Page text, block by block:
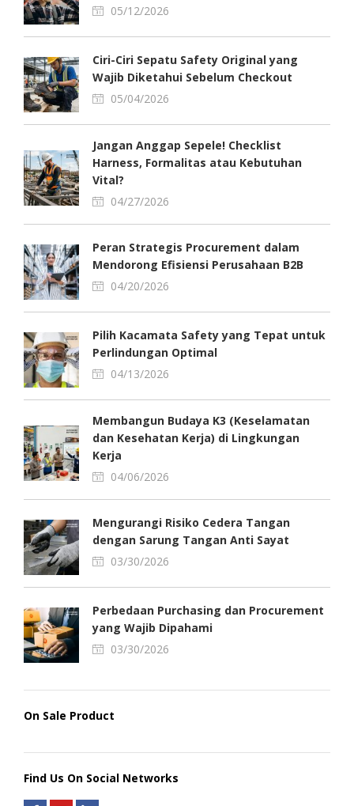
05/12/2026
Ciri-Ciri Sepatu Safety Original yang
Wajib Diketahui Sebelum Checkout
05/04/2026
Jangan Anggap Sepele! Checklist
Harness, Formalitas atau Kebutuhan
Vital?
04/27/2026
Peran Strategis Procurement dalam
Mendorong Efisiensi Perusahaan B2B
04/20/2026
Pilih Kacamata Safety yang Tepat untuk
Perlindungan Optimal
04/13/2026
Membangun Budaya K3 (Keselamatan
dan Kesehatan Kerja) di Lingkungan
Kerja
04/06/2026
Mengurangi Risiko Cedera Tangan
dengan Sarung Tangan Anti Sayat
03/30/2026
Perbedaan Purchasing dan Procurement
yang Wajib Dipahami
03/30/2026
On Sale Product
Find Us On Social Networks